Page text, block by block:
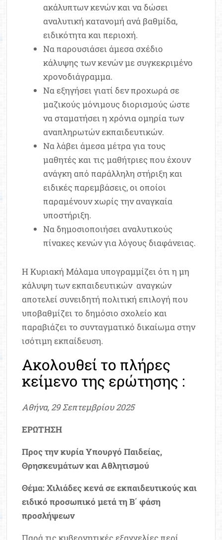
ακάλυπτων κενών και να δώσει
αναλυτική κατανομή ανά βαθμίδα,
ειδικότητα και περιοχή.
Να παρουσιάσει άμεσα σχέδιο
κάλυψης των κενών με συγκεκριμένο
χρονοδιάγραμμα.
Να εξηγήσει γιατί δεν προχωρά σε
μαζικούς μόνιμους διορισμούς ώστε
να σταματήσει η χρόνια ομηρία των
αναπληρωτών εκπαιδευτικών.
Να λάβει άμεσα μέτρα για τους
μαθητές και τις μαθήτριες που έχουν
ανάγκη από παράλληλη στήριξη και
ειδικές παρεμβάσεις, οι οποίοι
παραμένουν χωρίς την αναγκαία
υποστήριξη.
Να δημοσιοποιήσει αναλυτικούς
πίνακες κενών για λόγους διαφάνειας.
Η Κυριακή Μάλαμα υπογραμμίζει ότι η μη
κάλυψη των εκπαιδευτικών αναγκών
αποτελεί συνειδητή πολιτική επιλογή που
υποβαθμίζει το δημόσιο σχολείο και
παραβιάζει το συνταγματικό δικαίωμα στην
ισότιμη εκπαίδευση.
Ακολουθεί το πλήρες
κείμενο της ερώτησης :
Αθήνα, 29 Σεπτεμβρίου 2025
ΕΡΩΤΗΣΗ
Προς την κυρία Υπουργό Παιδείας,
Θρησκευμάτων και Αθλητισμού
Θέμα: Χιλιάδες κενά σε εκπαιδευτικούς και
ειδικό προσωπικό μετά τη Β΄ φάση
προσλήψεων
Παρά τις κυβερνητικές εξαγγελίες περί